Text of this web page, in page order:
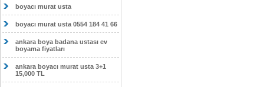
boyacı murat usta
boyacı murat usta 0554 184 41 66
ankara boya badana ustası ev
boyama fiyatları
ankara boyacı murat usta 3+1
15,000 TL